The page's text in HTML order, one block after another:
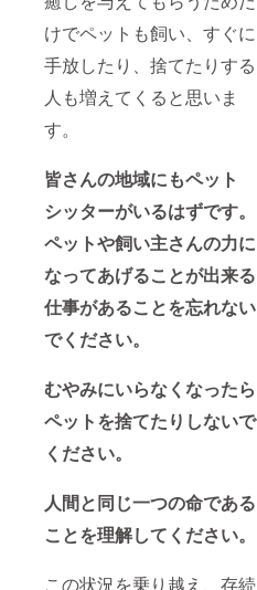
けでペットも飼い、すぐに
手放したり、捨てたりする
人も増えてくると思いま
す。
皆さんの地域にもペット
シッターがいるはずです。
ペットや飼い主さんの力に
なってあげることが出来る
仕事があることを忘れない
でください。
むやみにいらなくなったら
ペットを捨てたりしないで
ください。
人間と同じ一つの命である
ことを理解してください。
この状況を乗り越え、存続